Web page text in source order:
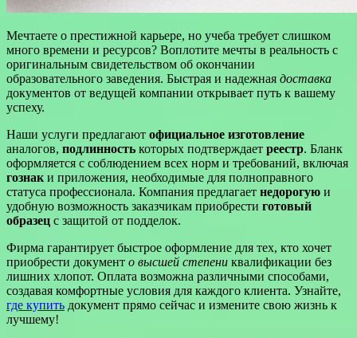
Мечтаете о престижной карьере, но учеба требует слишком
много времени и ресурсов? Воплотите мечты в реальность с
оригинальным свидетельством об окончании
образовательного заведения. Быстрая и надежная доставка
документов от ведущей компании открывает путь к вашему
успеху.
Наши услуги предлагают официальное изготовление
аналогов, подлинность которых подтверждает реестр. Бланк
оформляется с соблюдением всех норм и требований, включая
гознак и приложения, необходимые для полноправного
статуса профессионала. Компания предлагает недорогую и
удобную возможность заказчикам приобрести готовый
образец с защитой от подделок.
Фирма гарантирует быстрое оформление для тех, кто хочет
приобрести документ о высшей степени квалификации без
лишних хлопот. Оплата возможна различными способами,
создавая комфортные условия для каждого клиента. Узнайте,
где купить документ прямо сейчас и измените свою жизнь к
лучшему!